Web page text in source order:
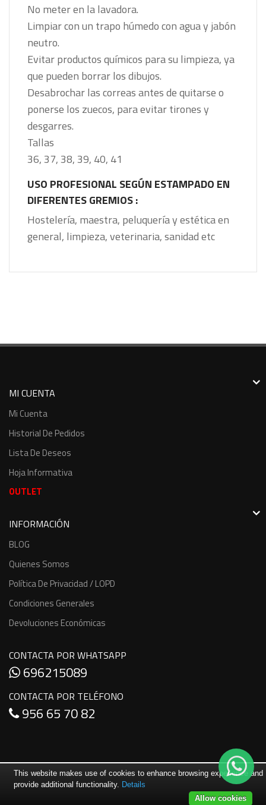
No meter en la lavadora.
Limpiar con un trapo húmedo con agua y jabón
neutro.
Evitar productos químicos para su limpieza, ya
que pueden borrar los dibujos.
Desabrochar las correas antes de quitarse o
ponerse los zuecos, para evitar tirones y
desgarres.
Tallas
36, 37, 38, 39, 40, 41
USO PROFESIONAL SEGÚN ESTAMPADO EN
DIFERENTES GREMIOS :
Hostelería, maestra, peluquería y estética en
general, limpieza, veterinaria, sanidad etc
MI CUENTA
Mi Cuenta
Historial De Pedidos
Lista De Deseos
Hoja Informativa
OUTLET
INFORMACIÓN
BLOG
Quienes Somos
Política De Privacidad / LOPD
Condiciones Generales
Devoluciones Económicas
CONTACTA POR WHATSAPP
696215089
CONTACTA POR TELÉFONO
956 65 70 82
This website makes use of cookies to enhance browsing experience and
provide additional functionality. Details
Allow cookies